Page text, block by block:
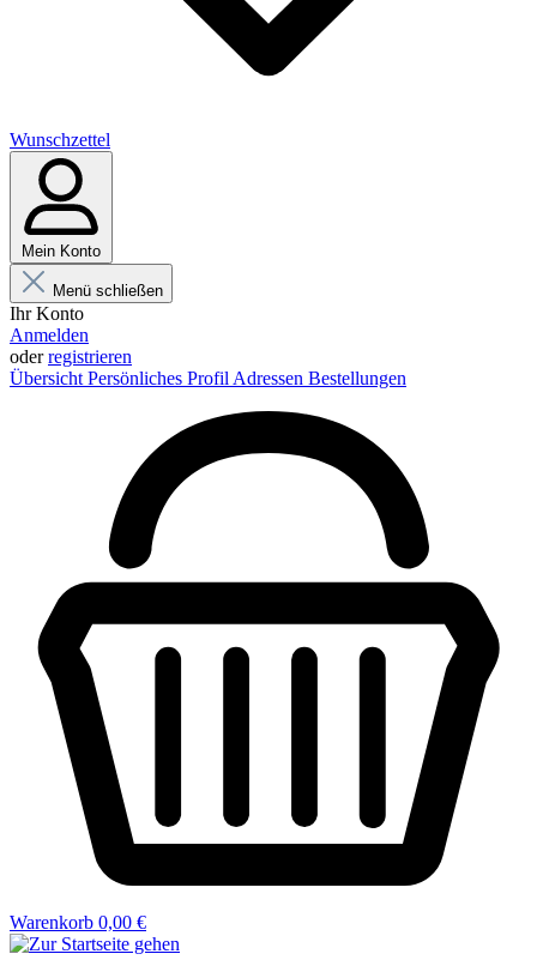
Wunschzettel
Mein Konto
Menü schließen
Ihr Konto
Anmelden
oderregistrieren
Übersicht Persönliches Profil Adressen Bestellungen
Warenkorb 0,00 €